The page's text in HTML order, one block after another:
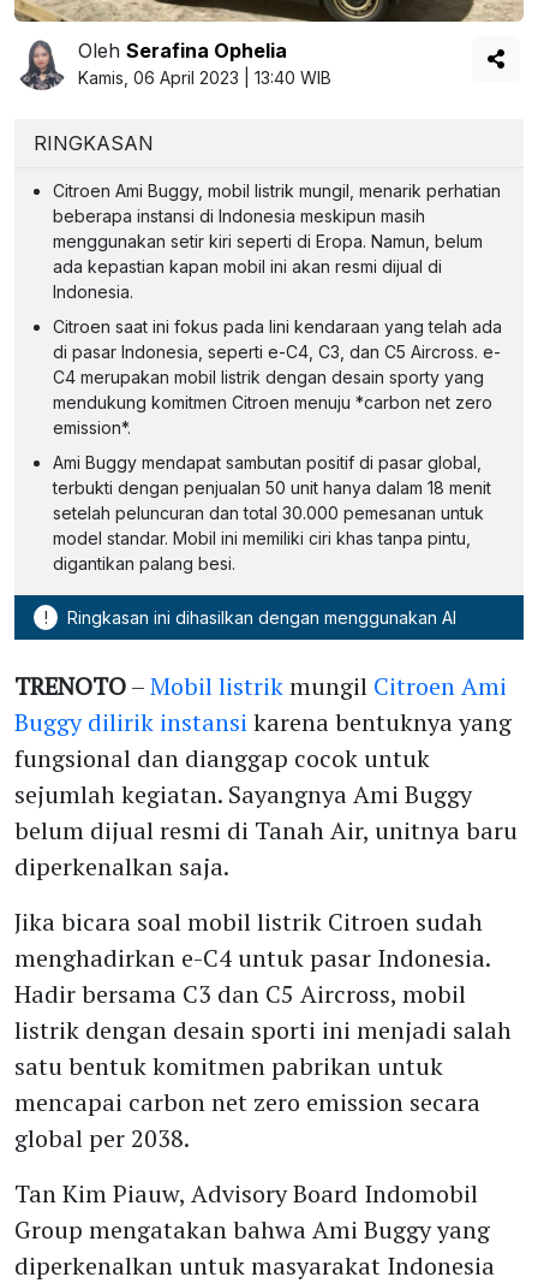
Oleh Serafina Ophelia
Kamis, 06 April 2023 | 13:40 WIB
RINGKASAN
Citroen Ami Buggy, mobil listrik mungil, menarik perhatian
beberapa instansi di Indonesia meskipun masih
menggunakan setir kiri seperti di Eropa. Namun, belum
ada kepastian kapan mobil ini akan resmi dijual di
Indonesia.
Citroen saat ini fokus pada lini kendaraan yang telah ada
di pasar Indonesia, seperti e-C4, C3, dan C5 Aircross. e-
C4 merupakan mobil listrik dengan desain sporty yang
mendukung komitmen Citroen menuju *carbon net zero
emission*.
Ami Buggy mendapat sambutan positif di pasar global,
terbukti dengan penjualan 50 unit hanya dalam 18 menit
setelah peluncuran dan total 30.000 pemesanan untuk
model standar. Mobil ini memiliki ciri khas tanpa pintu,
digantikan palang besi.
! Ringkasan ini dihasilkan dengan menggunakan AI
TRENOTO–Mobil listrikmungil Citroen Ami
Buggy dilirik instansi karena bentuknya yang
fungsional dan dianggap cocok untuk
sejumlah kegiatan. Sayangnya Ami Buggy
belum dijual resmi di Tanah Air, unitnya baru
diperkenalkan saja.
Jika bicara soal mobil listrik Citroen sudah
menghadirkan e-C4 untuk pasar Indonesia.
Hadir bersama C3 dan C5 Aircross, mobil
listrik dengan desain sporti ini menjadi salah
satu bentuk komitmen pabrikan untuk
mencapai carbon net zero emission secara
global per 2038.
Tan Kim Piauw, Advisory Board Indomobil
Group mengatakan bahwa Ami Buggy yang
diperkenalkan untuk masyarakat Indonesia